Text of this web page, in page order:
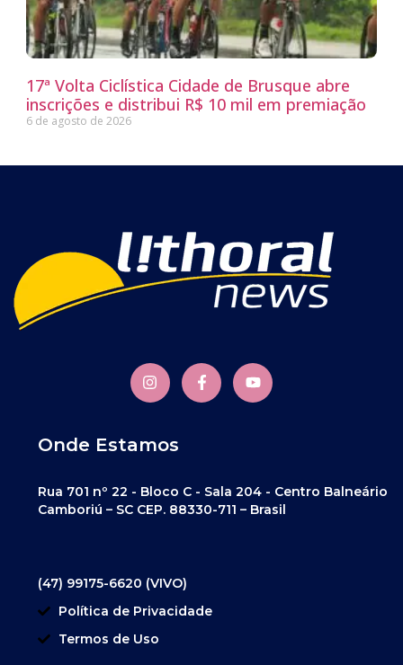
17ª Volta Ciclística Cidade de Brusque abre
inscrições e distribui R$ 10 mil em premiação
6 de agosto de 2026
Onde Estamos
Rua 701 nº 22 - Bloco C - Sala 204 - Centro Balneário
Camboriú – SC CEP. 88330-711 – Brasil
(47) 99175-6620 (VIVO)
Política de Privacidade
Termos de Uso